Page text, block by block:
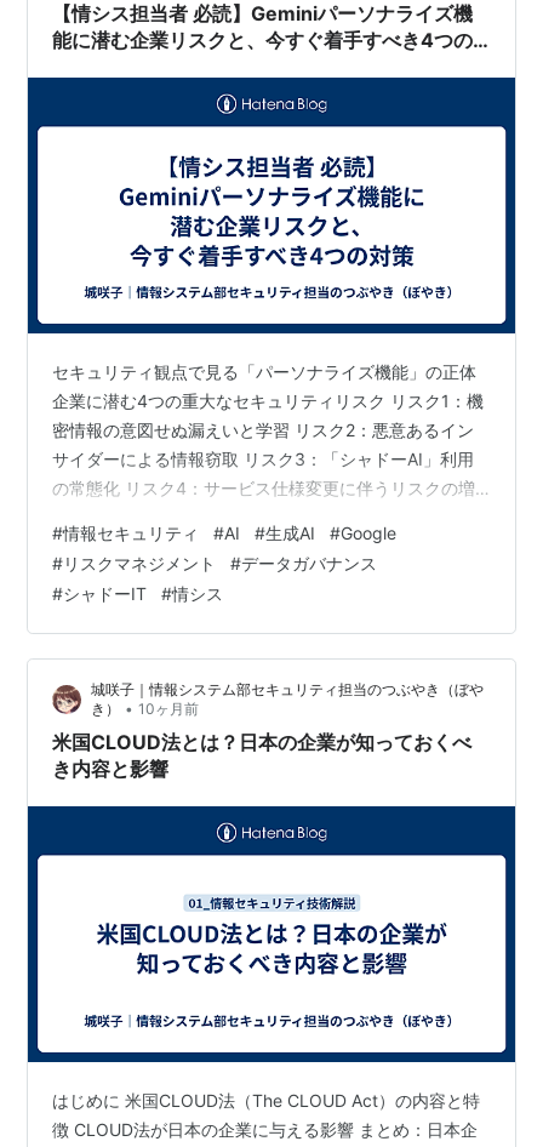
【情シス担当者 必読】Geminiパーソナライズ機
能に潜む企業リスクと、今すぐ着手すべき4つの
セキュリティ観点で見る「パーソナライズ機能」の正体
企業に潜む4つの重大なセキュリティリスク リスク1：機
密情報の意図せぬ漏えいと学習 リスク2：悪意あるイン
サイダーによる情報窃取 リスク3：「シャドーAI」利用
の常態化 リスク4：サービス仕様変更に伴うリスクの増
注意喚起と暫定ガイドラインの提示 対策2：AI利用に関す
るアクセプタブルユースポリシー（AUP）の策定 対策
3：技術的統制の導入検討 対策4：従業員への継続的なセ
キュリティ教育 まとめ：利便性とリスクを天秤にかけ、
組織として最適解を導く こんにちは。東証プライム上場
企業で情報シス…
#情報セキュリティ #AI #生成AI #Google
#リスクマネジメント #データガバナンス
#シャドーIT #情シス
城咲子｜情報システム部セキュリティ担当のつぶやき（ぼや
き）
• 10ヶ月前
米国CLOUD法とは？日本の企業が知っておくべ
き内容と影響
はじめに 米国CLOUD法（The CLOUD Act）の内容と特
徴 CLOUD法が日本の企業に与える影響 まとめ：日本企